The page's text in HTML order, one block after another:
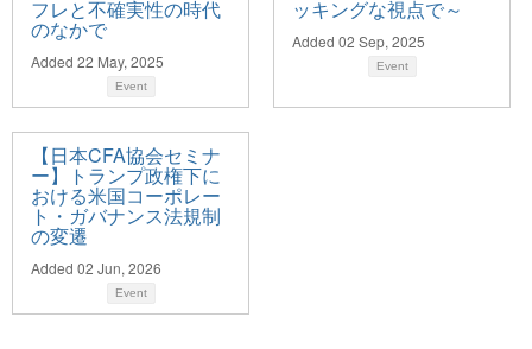
フレと不確実性の時代
のなかで
Added 22 May, 2025
Event
ッキングな視点で～
Added 02 Sep, 2025
Event
【日本CFA協会セミナ
ー】トランプ政権下に
おける米国コーポレー
ト・ガバナンス法規制
の変遷
Added 02 Jun, 2026
Event